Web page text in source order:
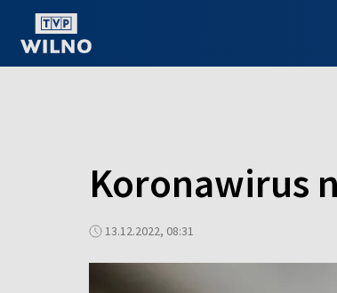
Koronawirus
13.12.2022, 08:31